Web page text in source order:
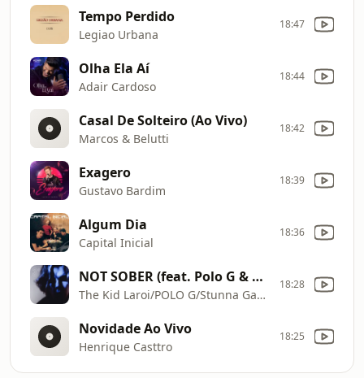
Tempo Perdido
Legiao Urbana
18:47
Olha Ela Aí
Adair Cardoso
18:44
Casal De Solteiro (Ao Vivo)
Marcos & Belutti
18:42
Exagero
Gustavo Bardim
18:39
Algum Dia
Capital Inicial
18:36
NOT SOBER (feat. Polo G & Stunna Gambino)
The Kid Laroi/POLO G/Stunna Gambino
18:28
Novidade Ao Vivo
Henrique Casttro
18:25